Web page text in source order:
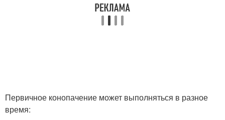
Первичное конопачение может выполняться в разное
время: